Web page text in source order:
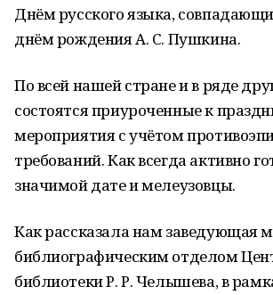
Днём русского языка,
днём рождения А. С. Пушкина.
По всей нашей стране и в ряде
состоятся приуроченные к
мероприятия с учётом
требований. Как всегда активно
значимой дате и мелеузовцы.
Как рассказала нам заведующая
библиографическим отделом
библиотеки Р. Р. Челышева, в